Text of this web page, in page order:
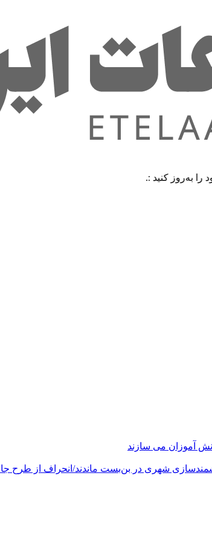
کنید :.
در بن‌بست ماندند/انحراف از طرح جامع ۱۳۸۶ به کشور